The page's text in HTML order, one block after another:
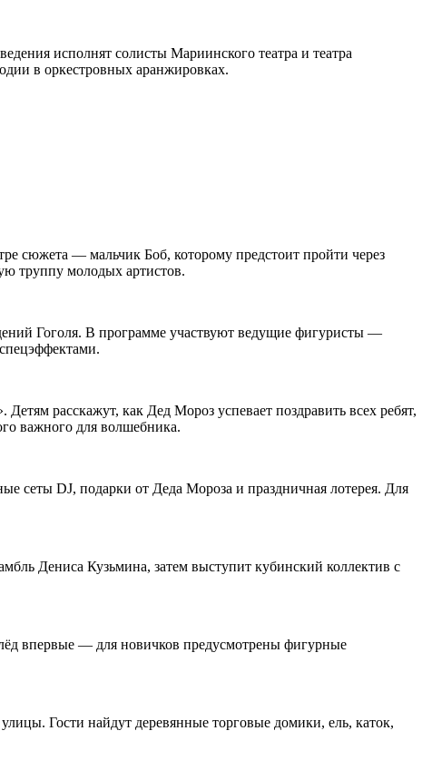
исполнят солисты Мариинского театра и театра
в оркестровных аранжировках.
сюжета — мальчик Боб, которому предстоит пройти через
труппу молодых артистов.
Гоголя. В программе участвуют ведущие фигуристы —
расскажут, как Дед Мороз успевает поздравить всех ребят,
важного для волшебника.
сеты DJ, подарки от Деда Мороза и праздничная лотерея. Для
Дениса Кузьмина, затем выступит кубинский коллектив с
впервые — для новичков предусмотрены фигурные
Гости найдут деревянные торговые домики, ель, каток,